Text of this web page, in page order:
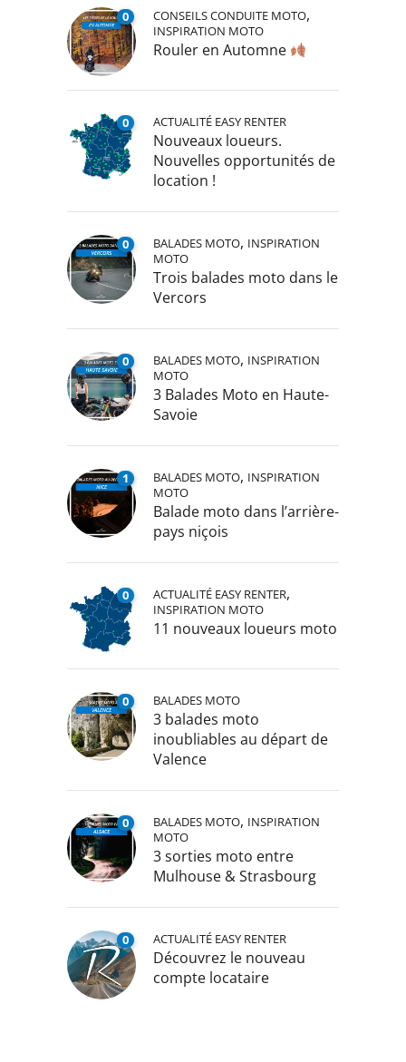
0 CONSEILS CONDUITE MOTO,
INSPIRATION MOTO
Rouler en Automne
0 ACTUALITÉ EASY RENTER
Nouveaux loueurs.
Nouvelles opportunités de
location !
0 BALADES MOTO, INSPIRATION
MOTO
Trois balades moto dans le
Vercors
0 BALADES MOTO, INSPIRATION
MOTO
3 Balades Moto en Haute-
Savoie
1 BALADES MOTO, INSPIRATION
MOTO
Balade moto dans l’arrière-
pays niçois
0 ACTUALITÉ EASY RENTER,
INSPIRATION MOTO
11 nouveaux loueurs moto
0 BALADES MOTO
3 balades moto
inoubliables au départ de
Valence
0 BALADES MOTO, INSPIRATION
MOTO
3 sorties moto entre
Mulhouse & Strasbourg
0 ACTUALITÉ EASY RENTER
Découvrez le nouveau
compte locataire